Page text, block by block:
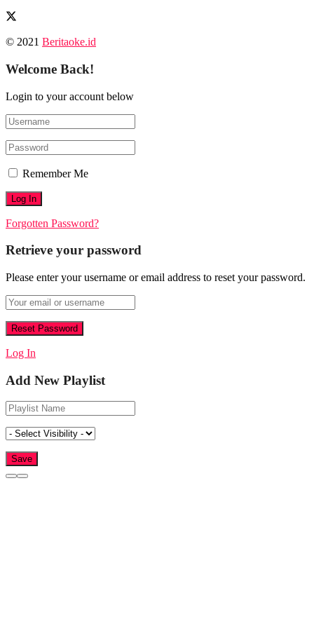
© 2021 Beritaoke.id
Welcome Back!
Login to your account below
Remember Me
Forgotten Password?
Retrieve your password
Please enter your username or email address to reset your password.
Log In
Add New Playlist